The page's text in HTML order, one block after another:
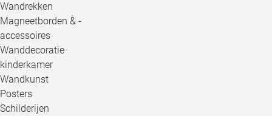
Wandrekken
Magneetborden & -
accessoires
Wanddecoratie
kinderkamer
Wandkunst
Posters
Schilderijen